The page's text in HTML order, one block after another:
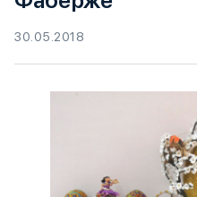
30.05.2018